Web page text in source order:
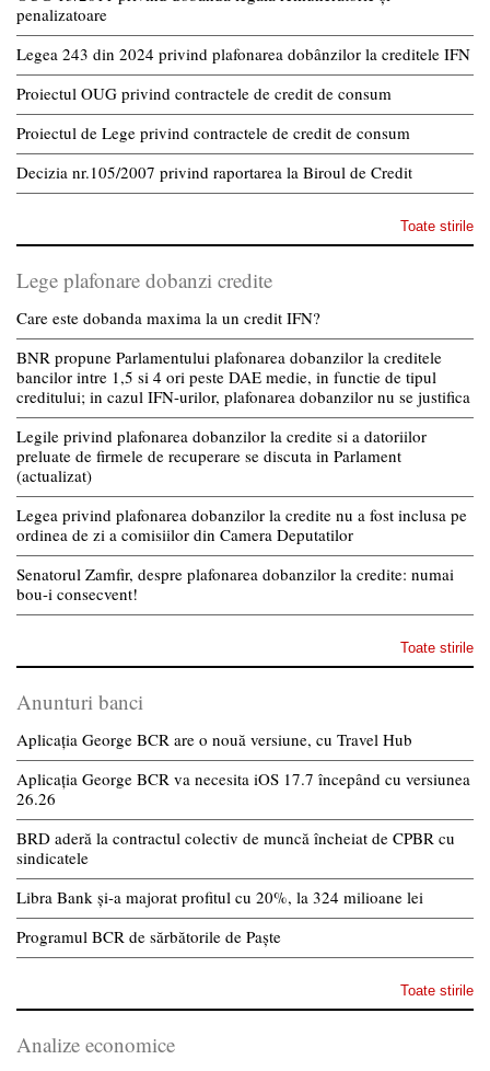
penalizatoare
Legea 243 din 2024 privind plafonarea dobânzilor la creditele IFN
Proiectul OUG privind contractele de credit de consum
Proiectul de Lege privind contractele de credit de consum
Decizia nr.105/2007 privind raportarea la Biroul de Credit
Toate stirile
Lege plafonare dobanzi credite
Care este dobanda maxima la un credit IFN?
BNR propune Parlamentului plafonarea dobanzilor la creditele
bancilor intre 1,5 si 4 ori peste DAE medie, in functie de tipul
creditului; in cazul IFN-urilor, plafonarea dobanzilor nu se justifica
Legile privind plafonarea dobanzilor la credite si a datoriilor
preluate de firmele de recuperare se discuta in Parlament
(actualizat)
Legea privind plafonarea dobanzilor la credite nu a fost inclusa pe
ordinea de zi a comisiilor din Camera Deputatilor
Senatorul Zamfir, despre plafonarea dobanzilor la credite: numai
bou-i consecvent!
Toate stirile
Anunturi banci
Aplicația George BCR are o nouă versiune, cu Travel Hub
Aplicația George BCR va necesita iOS 17.7 începând cu versiunea
26.26
BRD aderă la contractul colectiv de muncă încheiat de CPBR cu
sindicatele
Libra Bank și-a majorat profitul cu 20%, la 324 milioane lei
Programul BCR de sărbătorile de Paște
Toate stirile
Analize economice